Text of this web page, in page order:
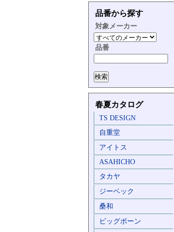
品番から探す
対象メーカー
品番
春夏カタログ
TS DESIGN
自重堂
アイトス
ASAHICHO
タカヤ
ジーベック
桑和
ビッグボーン